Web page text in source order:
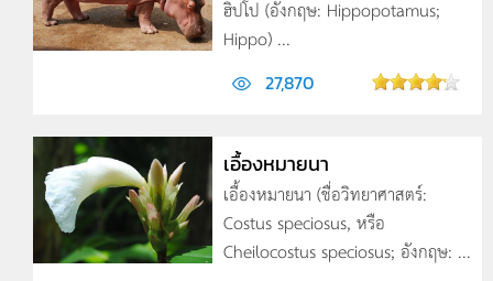
ฮิปโป (อังกฤษ: Hippopotamus;
Hippo) ...
27,870
เอื้องหมายนา
เอื้องหมายนา (ชื่อวิทยาศาสตร์:
Costus speciosus, หรือ
Cheilocostus speciosus; อังกฤษ: ...